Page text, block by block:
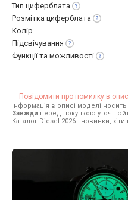
Тип циферблата
Розмітка циферблата
Колір
Підсвічування
Функції та можливості
Повідомити про помилку в
Інформація в описі моделі
Завжди перед покупкою
Каталог Diesel 2026 - новинки,